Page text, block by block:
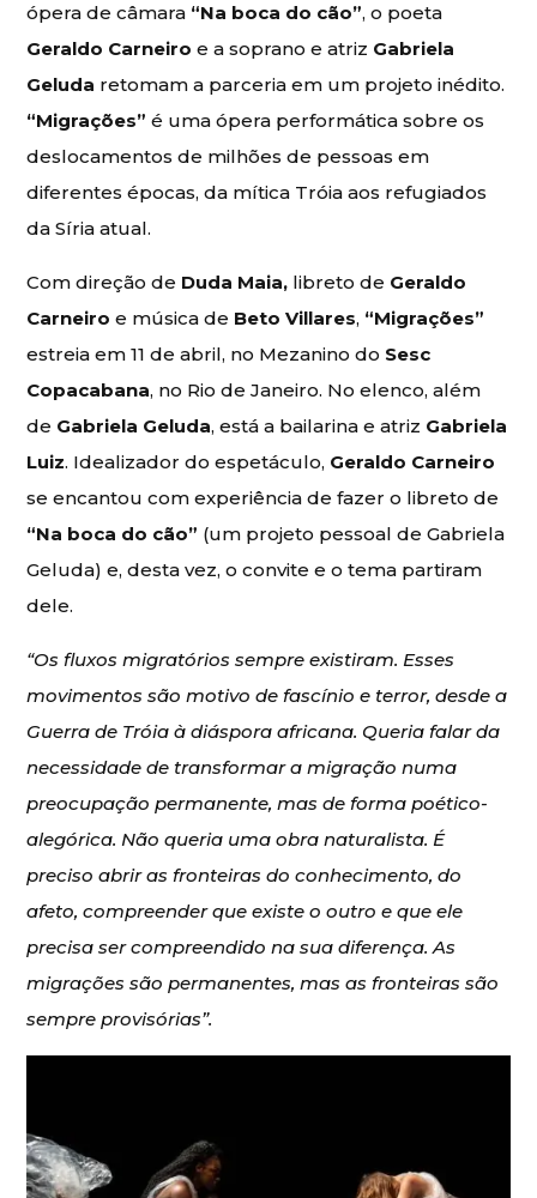
ópera de câmara “Na boca do cão”, o poeta
Geraldo Carneiro e a soprano e atriz Gabriela
Geluda retomam a parceria em um projeto inédito.
“Migrações” é uma ópera performática sobre os
deslocamentos de milhões de pessoas em
diferentes épocas, da mítica Tróia aos refugiados
da Síria atual.
Com direção de Duda Maia, libreto de Geraldo
Carneiro e música de Beto Villares, “Migrações”
estreia em 11 de abril, no Mezanino do Sesc
Copacabana, no Rio de Janeiro. No elenco, além
de Gabriela Geluda, está a bailarina e atriz Gabriela
Luiz. Idealizador do espetáculo, Geraldo Carneiro
se encantou com experiência de fazer o libreto de
“Na boca do cão” (um projeto pessoal de Gabriela
Geluda) e, desta vez, o convite e o tema partiram
dele.
“Os fluxos migratórios sempre existiram. Esses
movimentos são motivo de fascínio e terror, desde a
Guerra de Tróia à diáspora africana. Queria falar da
necessidade de transformar a migração numa
preocupação permanente, mas de forma poético-
alegórica. Não queria uma obra naturalista. É
preciso abrir as fronteiras do conhecimento, do
afeto, compreender que existe o outro e que ele
precisa ser compreendido na sua diferença. As
migrações são permanentes, mas as fronteiras são
sempre provisórias”.